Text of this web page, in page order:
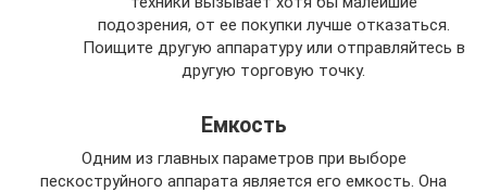
подозрения, от ее покупки лучше отказаться.
Поищите другую аппаратуру или отправляйтесь в
другую торговую точку.
Емкость
Одним из главных параметров при выборе
пескоструйного аппарата является его емкость. Она